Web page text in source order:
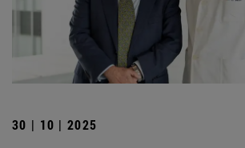
30 | 10 | 2025